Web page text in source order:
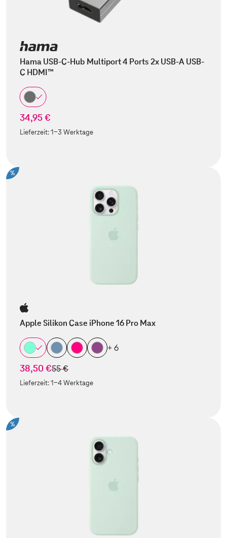
Hama USB-C-Hub Multiport 4 Ports 2x USB-A USB-
C HDMI™
34,95 €
Lieferzeit:1-3 Werktage
%
Apple Silikon Case iPhone 16 Pro Max
+ 6
38,50 €statt
55 €
Lieferzeit:1-4 Werktage
%